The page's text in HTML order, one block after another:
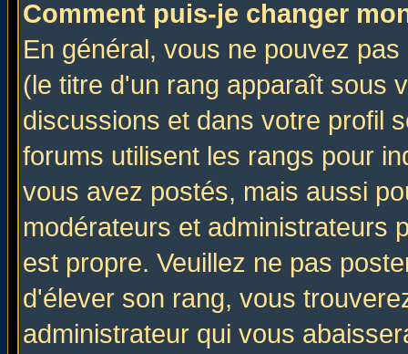
Comment puis-je changer
En général, vous ne pouvez
(le titre d'un rang apparaît sous
discussions et dans votre profil
forums utilisent les rangs pour
vous avez postés, mais aussi
modérateurs et administrateurs
est propre. Veuillez ne pas
d'élever son rang, vous
administrateur qui vous